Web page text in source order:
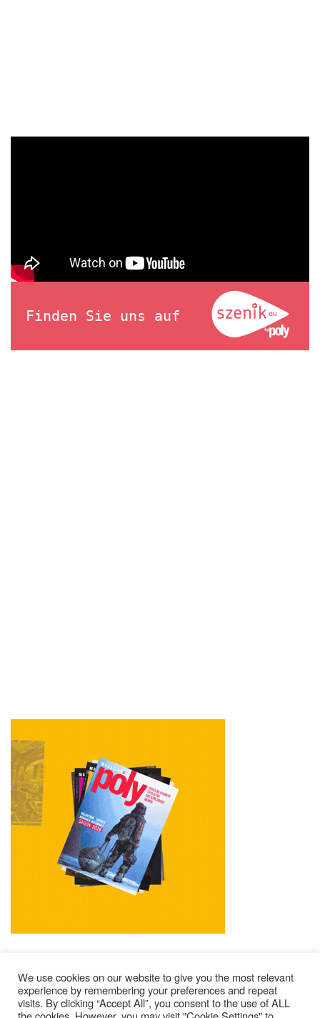
Finden Sie uns auf
Impressum Kontakt Alle Ausgaben Lesen
We use cookies on our website to give you the most relevant
experience by remembering your preferences and repeat
visits. By clicking “Accept All”, you consent to the use of ALL